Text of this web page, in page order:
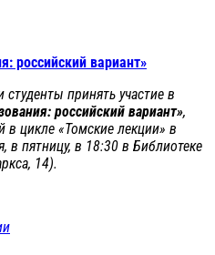
российский вариант»
принять участие в
российский вариант»,
в цикле «Томские лекции» в
в пятницу, в 18:30 в Библиотеке
14).